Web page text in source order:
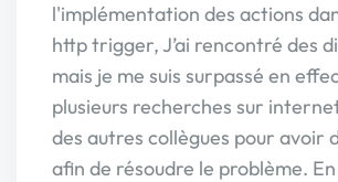
l'implémentation des actions
http trigger, J’ai rencontré des
mais je me suis surpassé en
plusieurs recherches sur
des autres collègues pour avoir
afin de résoudre le problème.